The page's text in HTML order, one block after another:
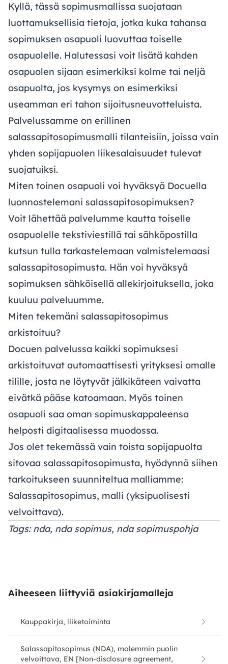
Kyllä, tässä sopimusmallissa suojataan
luottamuksellisia tietoja, jotka kuka tahansa
sopimuksen osapuoli luovuttaa toiselle
osapuolelle. Halutessasi voit lisätä kahden
osapuolen sijaan esimerkiksi kolme tai neljä
osapuolta, jos kysymys on esimerkiksi
useamman eri tahon sijoitusneuvotteluista.
Palvelussamme on erillinen
salassapitosopimusmalli tilanteisiin, joissa vain
yhden sopijapuolen liikesalaisuudet tulevat
suojatuiksi.
Miten toinen osapuoli voi hyväksyä Docuella
luonnostelemani salassapitosopimuksen?
Voit lähettää palvelumme kautta toiselle
osapuolelle tekstiviestillä tai sähköpostilla
kutsun tulla tarkastelemaan valmistelemaasi
salassapitosopimusta. Hän voi hyväksyä
sopimuksen sähköisellä allekirjoituksella, joka
kuuluu palveluumme.
Miten tekemäni salassapitosopimus
arkistoituu?
Docuen palvelussa kaikki sopimuksesi
arkistoituvat automaattisesti yrityksesi omalle
tilille, josta ne löytyvät jälkikäteen vaivatta
eivätkä pääse katoamaan. Myös toinen
osapuoli saa oman sopimuskappaleensa
helposti digitaalisessa muodossa.
Jos olet tekemässä vain toista sopijapuolta
sitovaa salassapitosopimusta, hyödynnä siihen
tarkoitukseen suunniteltua malliamme:
Salassapitosopimus, malli (yksipuolisesti
velvoittava).
Tags: nda, nda sopimus, nda sopimuspohja
Aiheeseen liittyviä asiakirjamalleja
Kauppakirja, liiketoiminta
Salassapitosopimus (NDA), molemmin puolin
velvoittava, EN [Non-disclosure agreement,